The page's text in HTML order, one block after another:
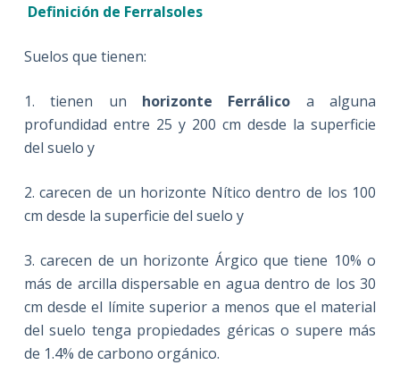
Definición de Ferralsoles
Suelos que tienen:
1. tienen un horizonte Ferrálico a alguna
profundidad entre 25 y 200 cm desde la superficie
del suelo y
2. carecen de un horizonte Nítico dentro de los 100
cm desde la superficie del suelo y
3. carecen de un horizonte Árgico que tiene 10% o
más de arcilla dispersable en agua dentro de los 30
cm desde el límite superior a menos que el material
del suelo tenga propiedades géricas o supere más
de 1.4% de carbono orgánico.